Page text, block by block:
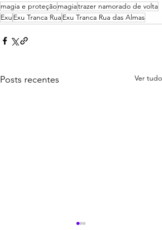
magia e proteçãomagiatrazer namorado de volta
Exu Exu Tranca RuaExu Tranca Rua das Almas
Posts recentes Ver tudo